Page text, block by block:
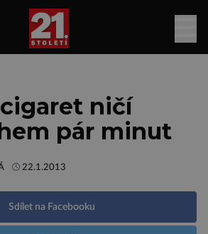
ničí
pár minut
22.1.2013
Sdílet na Facebooku